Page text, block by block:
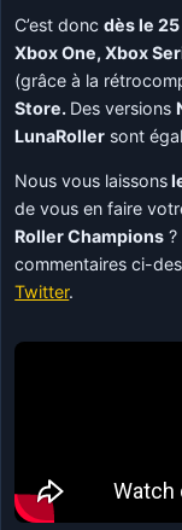
C’est doncdès le
Xbox One, Xbox
(grâce à la
Store. Des versions
LunaRoller sont
Nous vous laissons
de vous en faire
Roller Champions ?
commentaires ci-
Twitter.